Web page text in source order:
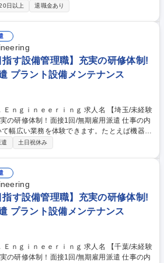
月間は先輩社員との同行があるため、未経験
正常に動作するよう点検を行います。 ・将
多岐にわたる職種（営業、技術、事務）や業
【SECOM/警備・保
138日/長期休暇制度
日以上 退職金あり
指す設備管理職】充実の研修体制!
プラント設備メンテナンス
ｅｅｒｉｎｇ 求人名 【埼玉/未経験
修体制！面接1回/無期雇用派遣 仕事の内
幅広い業務を体験できます。たとえば機器の
ス、制御室での運転監視、管理などの保守・
充実のサポートで習得可能！例)電気工事
取扱者、ボイラー技士 etc. 2：将来性◎＝プ
要不可欠で、専門技術を磨けば長く活躍可能
事（あなたの仕事がみんなの生活を支えま
/未経験から目指す
！面接1回/無期雇用派遣
土日祝休み
指す設備管理職】充実の研修体制!
プラント設備メンテナンス
ｅｅｒｉｎｇ 求人名 【千葉/未経験
修体制！面接1回/無期雇用派遣 仕事の内